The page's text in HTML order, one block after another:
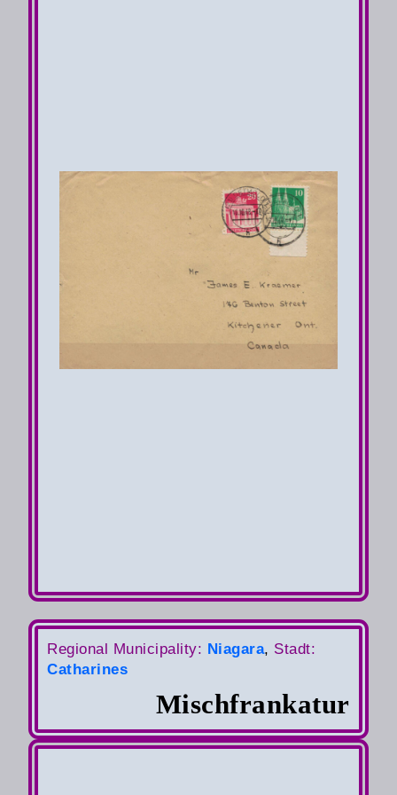
3te Gewichtsstufe >10-
15g 30 Pfg
Zuschlag Luftpost 90 Pfg
Brief Porto 120 Pfg
Auslandsbrief
Regional Municipality: Niagara, Stadt:
Catharines
Mischfrankatur